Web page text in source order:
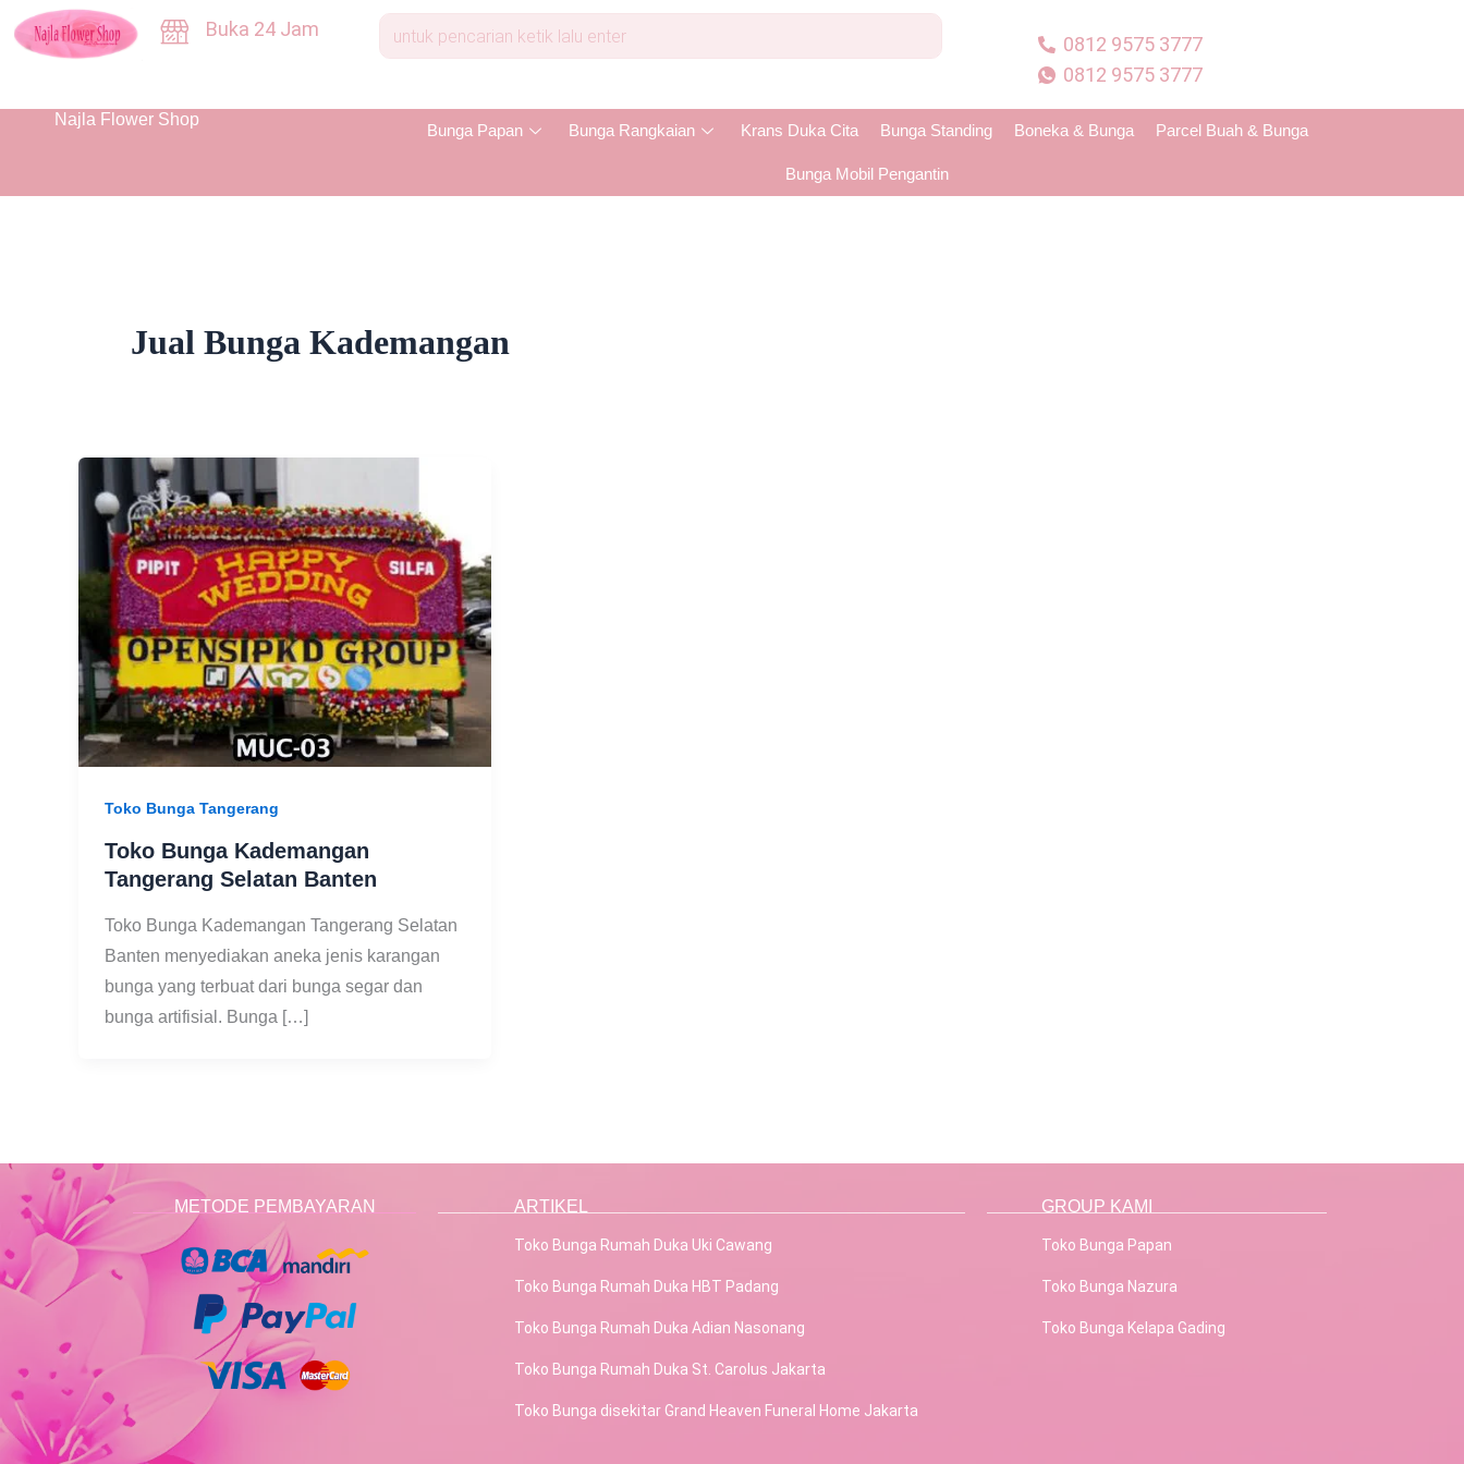
Skip
Buka 24 Jam
0812 9575 3777
0812 9575 3777
Najla Flower Shop
Bunga Papan Bunga Rangkaian Krans Duka Cita Bunga Standing Boneka & Bunga Parcel Buah & Bunga
Bunga Mobil Pengantin
Jual Bunga Kademangan
Toko Bunga Tangerang
Toko Bunga Kademangan
Tangerang Selatan Banten
Toko Bunga Kademangan Tangerang Selatan
Banten menyediakan aneka jenis karangan
bunga yang terbuat dari bunga segar dan
bunga artifisial. Bunga […]
METODE PEMBAYARAN ARTIKEL
Toko Bunga Rumah Duka Uki Cawang
Toko Bunga Rumah Duka HBT Padang
Toko Bunga Rumah Duka Adian Nasonang
Toko Bunga Rumah Duka St. Carolus Jakarta
Toko Bunga disekitar Grand Heaven Funeral Home Jakarta
GROUP KAMI
Toko Bunga Papan
Toko Bunga Nazura
Toko Bunga Kelapa Gading